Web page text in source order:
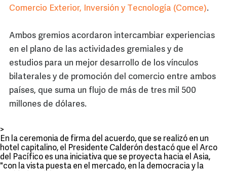
Comercio Exterior, Inversión y Tecnología (Comce).
Ambos gremios acordaron intercambiar experiencias
en el plano de las actividades gremiales y de
estudios para un mejor desarrollo de los vínculos
bilaterales y de promoción del comercio entre ambos
países, que suma un flujo de más de tres mil 500
millones de dólares.
>
En la ceremonia de firma del acuerdo, que se realizó en un
hotel capitalino, el Presidente Calderón destacó que el Arco
del Pacífico es una iniciativa que se proyecta hacia el Asia,
"con la vista puesta en el mercado, en la democracia y la